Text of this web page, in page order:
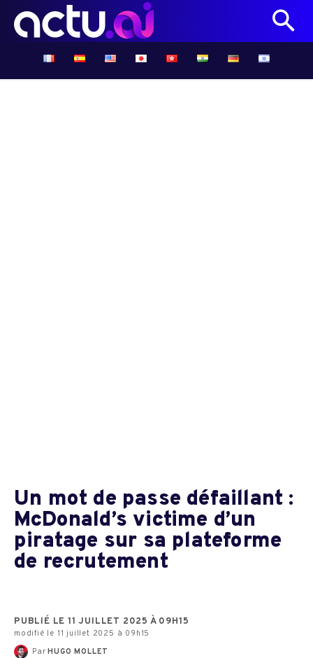
Un mot de passe défaillant :
McDonald’s victime d’un
piratage sur sa plateforme
de recrutement
PUBLIÉ LE 11 JUILLET 2025 À 09H15
modifié le 11 juillet 2025 à 09h15
Par HUGO MOLLET